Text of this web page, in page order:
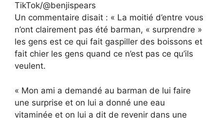
TikTok/@benjispears
Un commentaire disait : « La moitié d’entre vous
n’ont clairement pas été barman, « surprendre »
les gens est ce qui fait gaspiller des boissons et
fait chier les gens quand ce n’est pas ce qu’ils
veulent.
« Mon ami a demandé au barman de lui faire
une surprise et on lui a donné une eau
vitaminée et on lui a dit de revenir dans une